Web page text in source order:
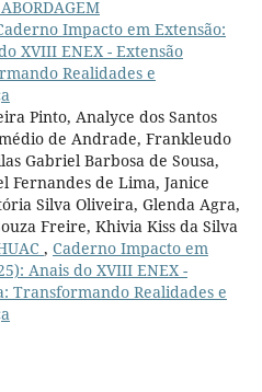
Impacto em Extensão:
XVIII ENEX - Extensão
Realidades e
Pinto, Analyce dos Santos
de Andrade, Frankleudo
Gabriel Barbosa de Sousa,
Fernandes de Lima, Janice
Silva Oliveira, Glenda Agra,
Freire, Khivia Kiss da Silva
, Caderno Impacto em
Anais do XVIII ENEX -
Transformando Realidades e